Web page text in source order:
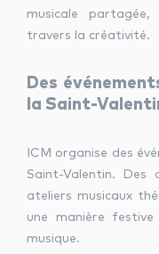
musicale
travers la créativité.
Des
la Saint-
ICM organise des
Saint-Valentin. Des
ateliers musicaux
une manière
musique.